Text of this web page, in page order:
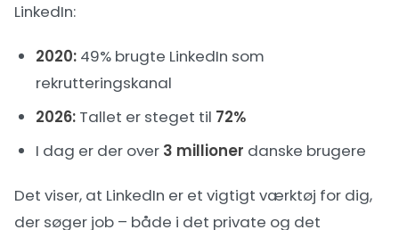
LinkedIn:
2020: 49% brugte LinkedIn som
rekrutteringskanal
2026: Tallet er steget til 72%
I dag er der over 3 millioner danske brugere
Det viser, at LinkedIn er et vigtigt værktøj for dig,
der søger job – både i det private og det